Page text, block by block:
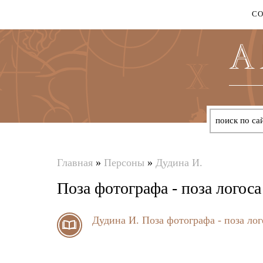
здесь
Главная » Персоны » Дудина И.
Поза фотографа - поза логоса
Дудина И. Поза фотографа - поза